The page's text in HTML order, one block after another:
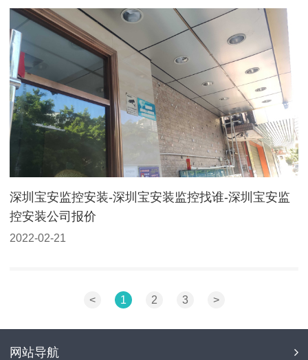
深圳宝安监控安装-深圳宝安装监控找谁-深圳宝安监
控安装公司报价
2022-02-21
< 1 2 3 >
网站导航